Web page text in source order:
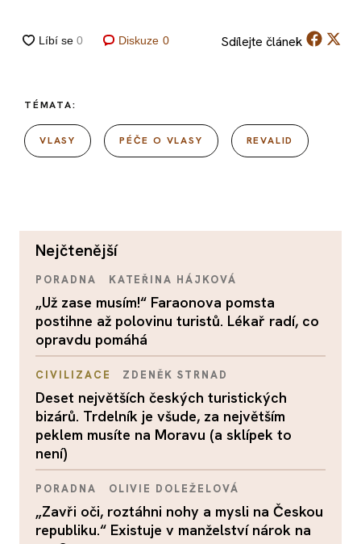
Diskuze 0 Sdílejte článek
TÉMATA:
VLASY PÉČE O VLASY REVALID
nejčtenější
PORADNA KATEŘINA HÁJKOVÁ
„Už zase musím!“ Faraonova pomsta
postihne až polovinu turistů. Lékař radí, co
opravdu pomáhá
CIVILIZACE ZDENĚK STRNAD
Deset největších českých turistických
bizárů. Trdelník je všude, za největším
peklem musíte na Moravu (a sklípek to
není)
PORADNA OLIVIE DOLEŽELOVÁ
„Zavři oči, roztáhni nohy a mysli na Českou
republiku.“ Existuje v manželství nárok na